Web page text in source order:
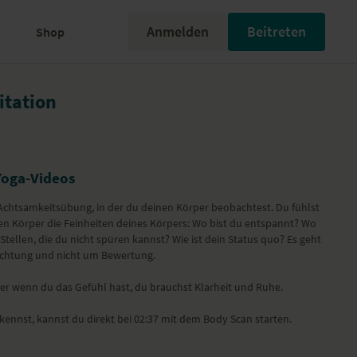
Shop Anmelden Beitreten
Videos
in der du deinen Körper beobachtest. Du fühlst
Körper die Feinheiten deines Körpers: Wo bist du entspannt? Wo
die du nicht spüren kannst? Wie ist dein Status quo? Es geht
und nicht um Bewertung.
wenn du das Gefühl hast, du brauchst Klarheit und Ruhe.
kannst du direkt bei 02:37 mit dem Body Scan starten.